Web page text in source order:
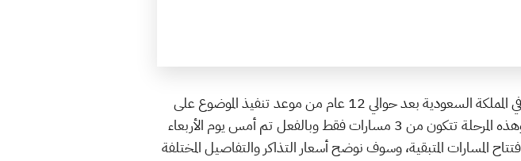
قبل معرفة أسعار تذاكر مترو الرياض أو الطرق المتاحة نجد أن الجهات المعنية في المملكة السعودية بعد حوالي 12 عام من موعد تنفيذ الموضوع على
أرض الواقع أعلنت عن انطلاق مترو الرياض بشكل جزئي في المرحلة الأولى له، وهذه المرحلة تتكون من 3 مسارات فقط وبالفعل تم أمس يوم الأربعاء
القادم افتتاح المسارات المتبقية، وسوف نوضح أسعار التذاكر والتفاصيل المختلفة